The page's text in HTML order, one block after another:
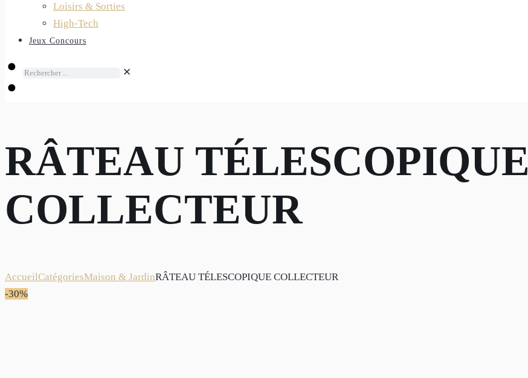
Loisirs & Sorties
High-Tech
Jeux Concours
✕
RÂTEAU TÉLESCOPIQUE
COLLECTEUR
AccueilCatégoriesMaison & JardinRÂTEAU TÉLESCOPIQUE COLLECTEUR
-30%